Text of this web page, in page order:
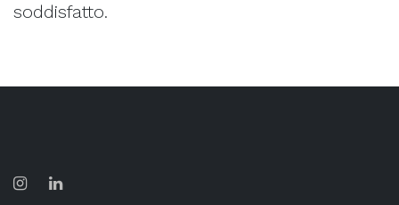
soddisfatto.